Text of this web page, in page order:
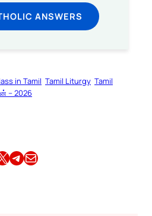
ANSWERS
in Tamil Tamil Liturgy Tamil
– 2026
on X Share this article on TelegramEmail this Article